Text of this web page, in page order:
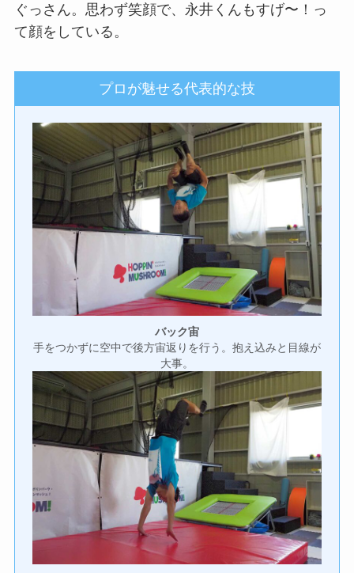
ぐっさん。思わず笑顔で、永井くんもすげ〜！っ
て顔をしている。
プロが魅せる代表的な技
バック宙
手をつかずに空中で後方宙返りを行う。抱え込みと目線が
大事。